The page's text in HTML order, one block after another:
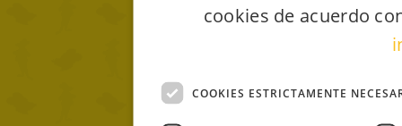
cookies de acuerdo
COOKIES ESTRICTAMENTE